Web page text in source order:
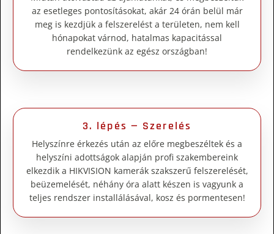
az esetleges pontosításokat, akár 24 órán belül már
meg is kezdjük a felszerelést a területen, nem kell
hónapokat várnod, hatalmas kapacitással
rendelkezünk az egész országban!
3. lépés — Szerelés
Helyszínre érkezés után az előre megbeszéltek és a
helyszíni adottságok alapján profi szakembereink
elkezdik a HIKVISION kamerák szakszerű felszerelését,
beüzemelését, néhány óra alatt készen is vagyunk a
teljes rendszer installálásával, kosz és pormentesen!